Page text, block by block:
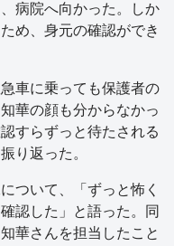
病院へ向かった。しか
め、身元の確認ができ
車に乗っても保護者の
華の顔も分からなかっ
すらずっと待たされる
り返った。
ついて、「ずっと怖く
認した」と語った。同
華さんを担当したこと